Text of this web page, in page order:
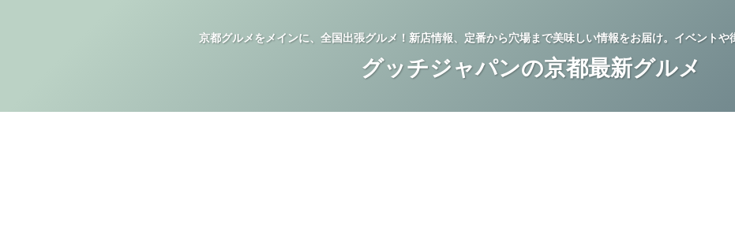
京都グルメをメインに、全国出張グルメ！新店情報、定番から穴場まで美味しい情報をお届け。イベントや
グッチジャパンの京都最新グルメ